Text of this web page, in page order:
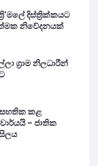
දිස්ත්‍රික්කයට
නිවේදනයක්
ග්‍රාම නිලධාරීන්
සහතික කළ
– ජාතික